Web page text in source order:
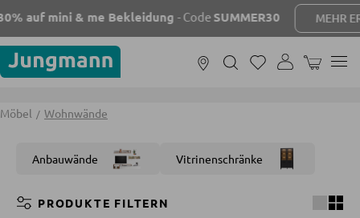
auf mini & me Bekleidung- CodeSUMMER30 MEHR
MÖBEL
FILTERN NACH RÄUMEN
Möbel Wohnwände
Anbauwände Vitrinenschränke
PRODUKTE FILTERN